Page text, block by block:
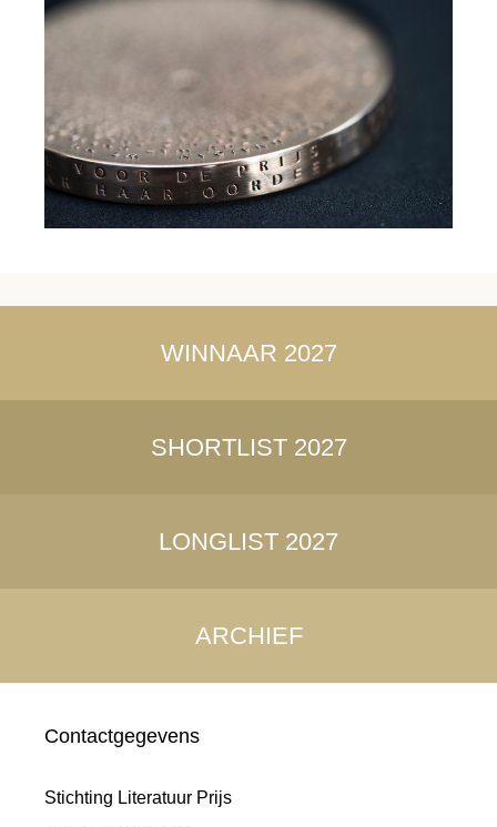
WINNAAR 2027
SHORTLIST 2027
LONGLIST 2027
ARCHIEF
Contactgegevens
Stichting Literatuur Prijs